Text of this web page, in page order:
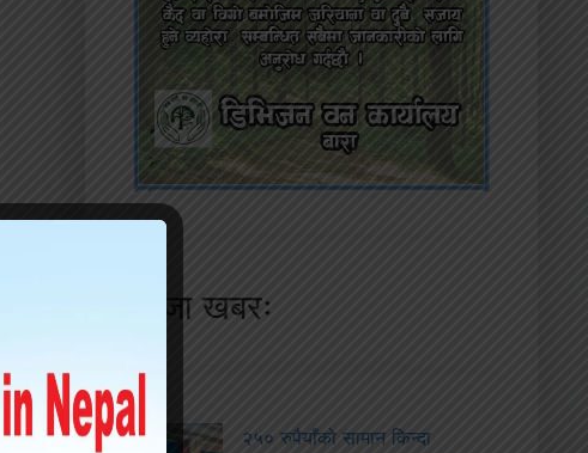
ताजा खबरः
२५० रुपैयाँको सामान किन्दा